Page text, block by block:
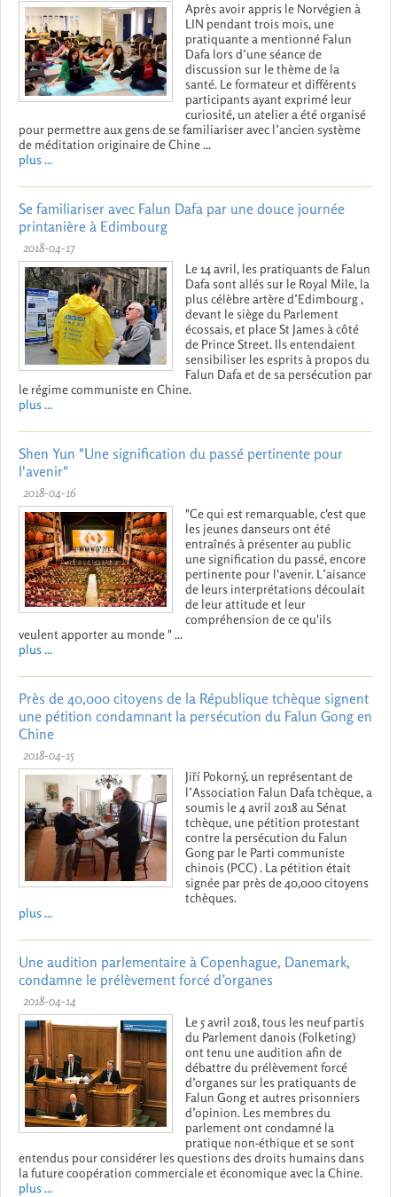
Après avoir appris le Norvégien à
LIN pendant trois mois, une
pratiquante a mentionné Falun
Dafa lors d’une séance de
discussion sur le thème de la
santé. Le formateur et différents
participants ayant exprimé leur
curiosité, un atelier a été organisé
pour permettre aux gens de se familiariser avec l’ancien système
de méditation originaire de Chine ...
plus ...
Se familiariser avec Falun Dafa par une douce journée
printanière à Edimbourg
2018-04-17
Le 14 avril, les pratiquants de Falun
Dafa sont allés sur le Royal Mile, la
plus célèbre artère d’Edimbourg ,
devant le siège du Parlement
écossais, et place St James à côté
de Prince Street. Ils entendaient
sensibiliser les esprits à propos du
Falun Dafa et de sa persécution par
le régime communiste en Chine.
plus ...
Shen Yun "Une signification du passé pertinente pour
l'avenir"
2018-04-16
"Ce qui est remarquable, c'est que
les jeunes danseurs ont été
entraînés à présenter au public
une signification du passé, encore
pertinente pour l'avenir. L’aisance
de leurs interprétations découlait
de leur attitude et leur
compréhension de ce qu'ils
veulent apporter au monde " ...
plus ...
Près de 40,000 citoyens de la République tchèque signent
une pétition condamnant la persécution du Falun Gong en
Chine
2018-04-15
Jiří Pokorný, un représentant de
l’Association Falun Dafa tchèque, a
soumis le 4 avril 2018 au Sénat
tchèque, une pétition protestant
contre la persécution du Falun
Gong par le Parti communiste
chinois (PCC) . La pétition était
signée par près de 40,000 citoyens
tchèques.
plus ...
Une audition parlementaire à Copenhague, Danemark,
condamne le prélèvement forcé d’organes
2018-04-14
Le 5 avril 2018, tous les neuf partis
du Parlement danois (Folketing)
ont tenu une audition afin de
débattre du prélèvement forcé
d’organes sur les pratiquants de
Falun Gong et autres prisonniers
d’opinion. Les membres du
parlement ont condamné la
pratique non-éthique et se sont
entendus pour considérer les questions des droits humains dans
la future coopération commerciale et économique avec la Chine.
plus ...